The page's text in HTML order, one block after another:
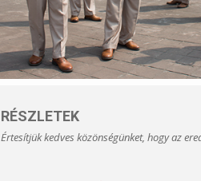
RÉSZLETEK
Értesítjük kedves közönségünket, hogy az